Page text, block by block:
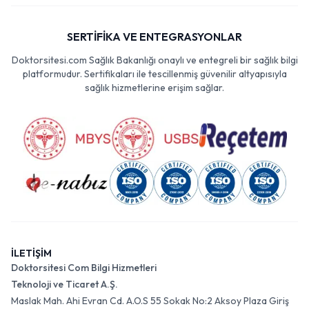
SERTİFİKA VE ENTEGRASYONLAR
Doktorsitesi.com Sağlık Bakanlığı onaylı ve entegreli bir sağlık bilgi
platformudur. Sertifikaları ile tescillenmiş güvenilir altyapısıyla
sağlık hizmetlerine erişim sağlar.
İLETİŞİM
Doktorsitesi Com Bilgi Hizmetleri
Teknoloji ve Ticaret A.Ş.
Maslak Mah. Ahi Evran Cd. A.O.S 55 Sokak No:2 Aksoy Plaza Giriş